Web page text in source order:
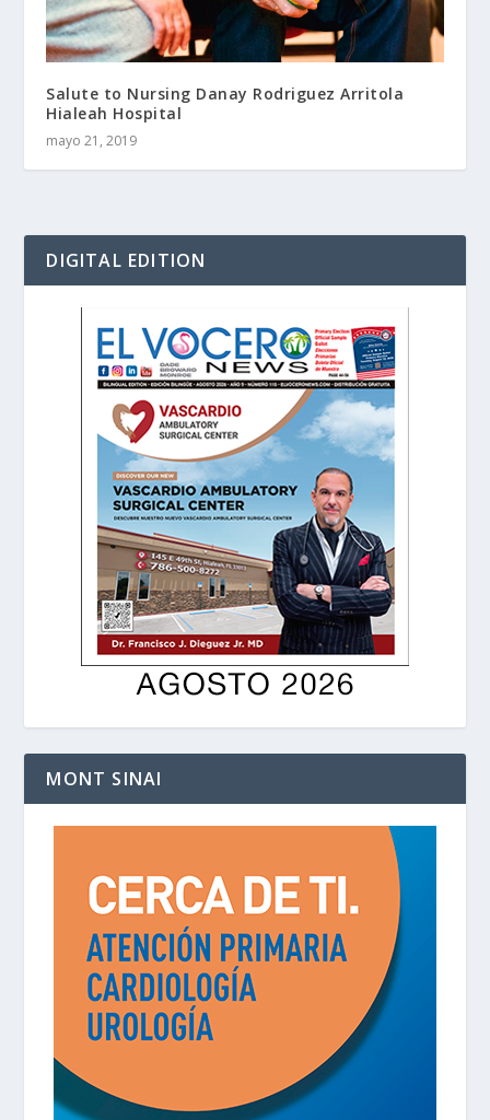
Salute to Nursing Danay Rodriguez Arritola
Hialeah Hospital
mayo 21, 2019
DIGITAL EDITION
MONT SINAI